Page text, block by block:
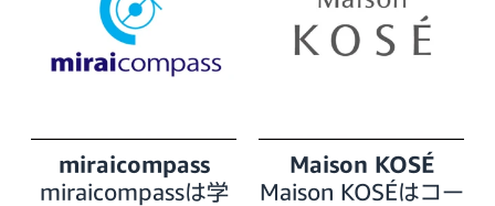
miraicompass
miraicompassは学
Maison KOSÉ
Maison KOSÉはコー